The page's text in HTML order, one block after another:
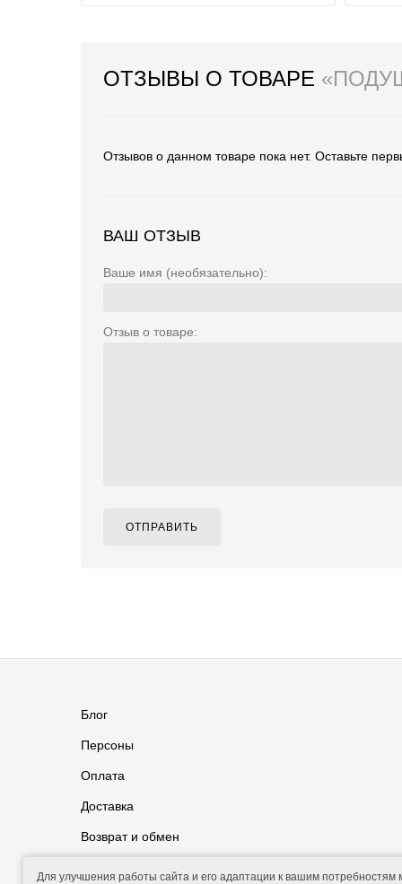
ОТЗЫВЫ О ТОВАРЕ
Отзывов о данном товаре пока нет. Оставьте
ВАШ ОТЗЫВ
Ваше имя (необязательно):
Отзыв о товаре:
ОТПРАВИТЬ
Блог
Персоны
Оплата
Доставка
Возврат и обмен
Для улучшения работы сайта и его адаптации к вашим